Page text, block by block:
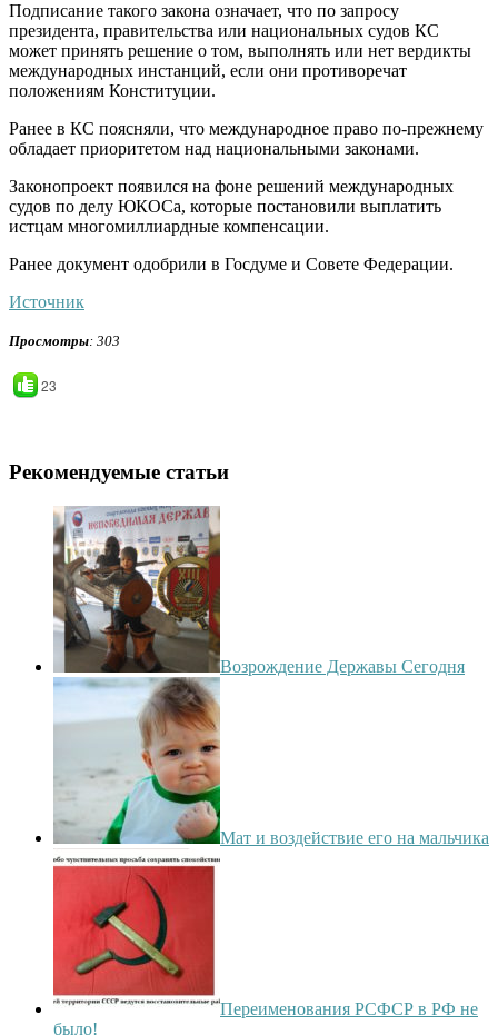
Подписание такого закона означает, что по запросу
президента, правительства или национальных судов КС
может принять решение о том, выполнять или нет вердикты
международных инстанций, если они противоречат
положениям Конституции.
Ранее в КС поясняли, что международное право по-прежнему
обладает приоритетом над национальными законами.
Законопроект появился на фоне решений международных
судов по делу ЮКОСа, которые постановили выплатить
истцам многомиллиардные компенсации.
Ранее документ одобрили в Госдуме и Совете Федерации.
Источник
Просмотры: 303
23
Рекомендуемые статьи
Возрождение Державы Сегодня
Мат и воздействие его на мальчика
Переименования РСФСР в РФ не
было!